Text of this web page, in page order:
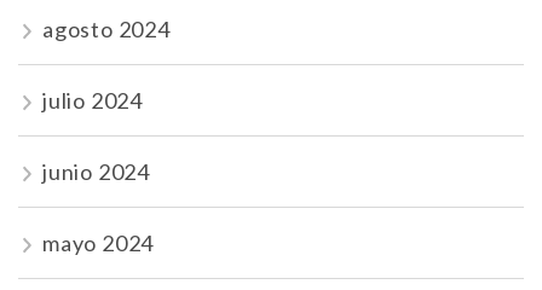
agosto 2024
julio 2024
junio 2024
mayo 2024